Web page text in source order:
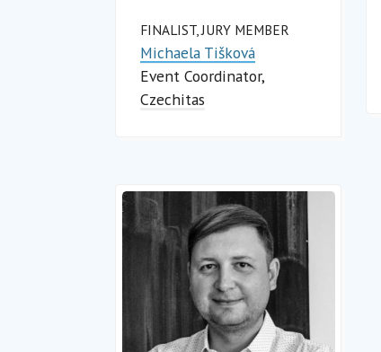
FINALIST, JURY MEMBER
Michaela Tišková
Event Coordinator
Czechitas